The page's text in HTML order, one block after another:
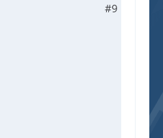
#9